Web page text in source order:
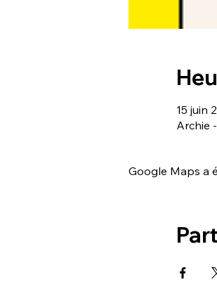
15 juin
Archie
Google Maps a